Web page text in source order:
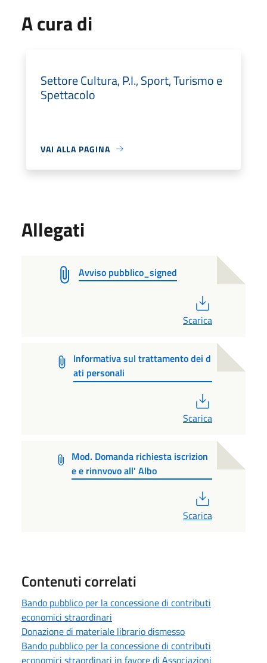
A cura di
Settore Cultura, P.I., Sport, Turismo e
Spettacolo
VAI ALLA PAGINA
Allegati
Avviso pubblico_signed
Scarica
Informativa sul trattamento dei d
ati personali
Scarica
Mod. Domanda richiesta iscrizion
e e rinnvovo all' Albo
Scarica
Contenuti correlati
Bando pubblico per la concessione di contributi
economici straordinari
Donazione di materiale librario dismesso
Bando pubblico per la concessione di contributi